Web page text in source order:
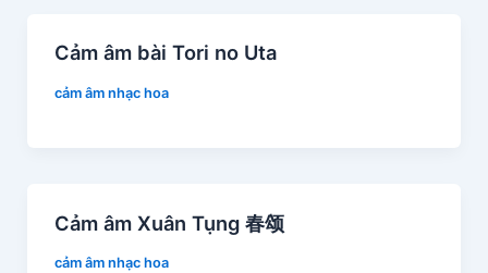
Cảm âm bài Tori no Uta
cảm âm nhạc hoa
Cảm âm Xuân Tụng 春颂
cảm âm nhạc hoa